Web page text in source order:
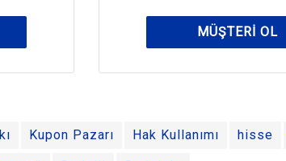
MÜŞTERI OL
Kupon Pazarı Hak Kullanımı hisse